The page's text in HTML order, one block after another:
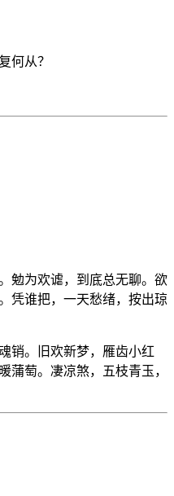
何从？
勉为欢谑，到底总无聊。欲
凭谁把，一天愁绪，按出琼
销。旧欢新梦，雁齿小红
蒲萄。凄凉煞，五枝青玉，